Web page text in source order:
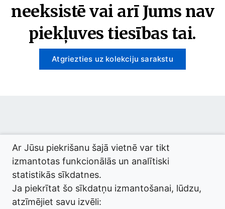
neeksistē vai arī Jums nav
piekļuves tiesības tai.
Atgriezties uz kolekciju sarakstu
© 2026 termini.gov.lv. Izstrādātājs:Tilde.
Ar Jūsu piekrišanu šajā vietnē var tikt
izmantotas funkcionālās un analītiski
statistikās sīkdatnes.
Ja piekrītat šo sīkdatņu izmantošanai, lūdzu,
atzīmējiet savu izvēli: